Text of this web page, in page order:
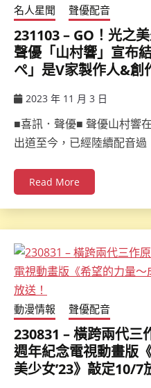
名人星聞 聲優配音
231103 – GO！光之
聲優「山村響」宣布
ぺ」是V家製作人&創
2023 年 11 月 3 日
■喜訊．聲優■ 聲優山村響
出道至今，已經陸續配音過
Read More
動漫情報 聲優配音
230831 – 橫跨兩代三
週年紀念電視動畫版
美少女’23》敲定10/7